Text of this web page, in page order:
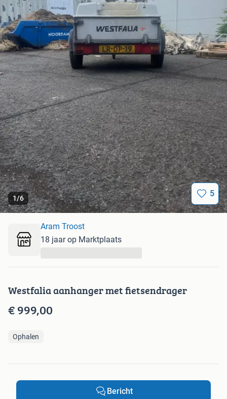
1/6 5
Westfalia aanhanger met fietsendrager
€ 999,00
Ophalen
Aram Troost
18 jaar op Marktplaats
Bericht